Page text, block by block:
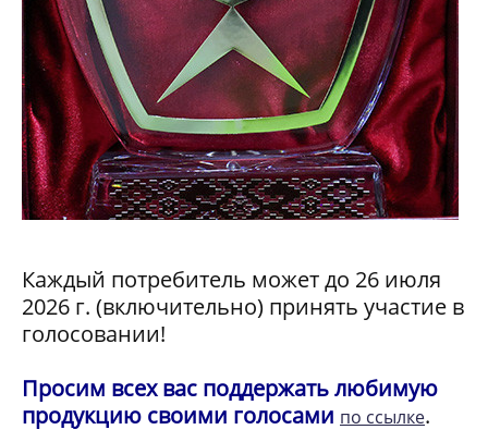
Каждый потребитель может до 26 июля
2026 г. (включительно) принять участие в
голосовании!
Просим всех вас поддержать любимую
продукцию своими голосами по ссылке.